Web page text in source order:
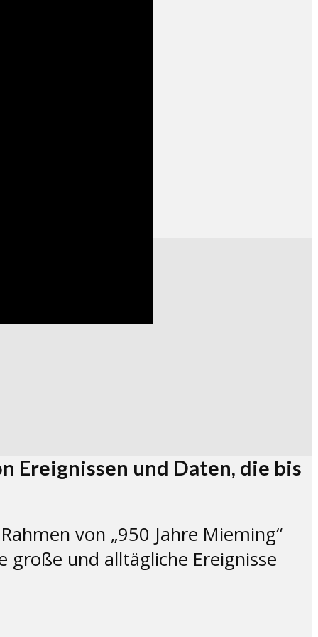
Ereignissen und Daten, die bis
von „950 Jahre Mieming“
große und alltägliche Ereignisse